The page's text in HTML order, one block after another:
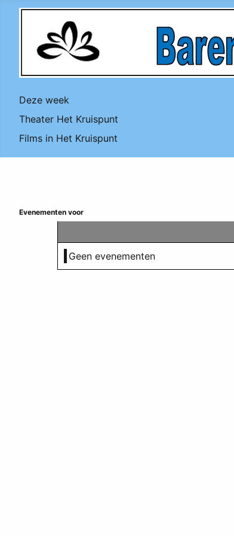
Deze week
Theater Het Kruispunt
Films in Het Kruispunt
Evenementen voor
Geen evenementen